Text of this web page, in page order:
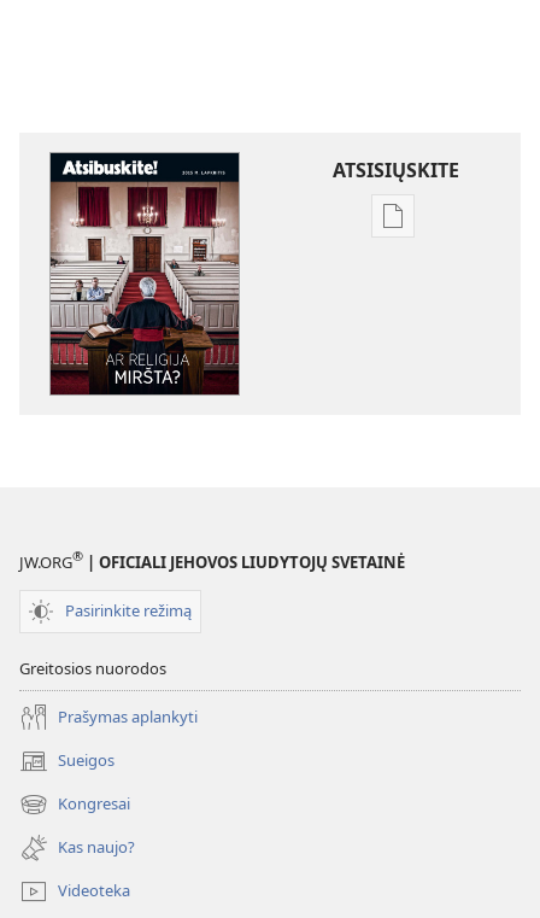
ATSISIŲSKITE
Skaitmeninių
JW.ORG® | OFICIALI JEHOVOS LIUDYTOJŲ SVETAINĖ
Pasirinkite režimą
Greitosios nuorodos
Prašymas aplankyti
Sueigos
(atsiveria
naujas
langas)
Kongresai
(atsiveria
naujas
langas)
Kas naujo?
Videoteka